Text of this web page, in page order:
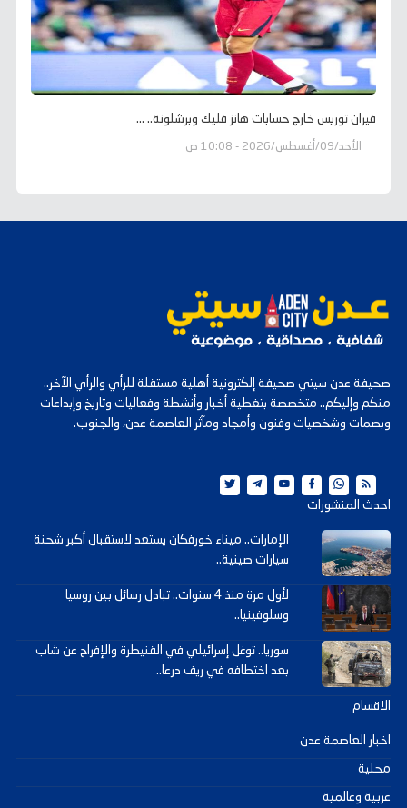
فيران توريس خارج حسابات هانز فليك وبرشلونة.. ...
الأحد/09/أغسطس/2026 - 10:08 ص
صحيفة عدن سيتي صحيفة إلكترونية أهلية مستقلة للرأي والرأي الآخر..
منكم وإليكم.. متخصصة بتغطية أخبار وأنشطة وفعاليات وتاريخ وإبداعات
وبصمات وشخصيات وفنون وأمجاد ومآثر العاصمة عدن، والجنوب.
احدث المنشورات
الإمارات.. ميناء خورفكان يستعد لاستقبال أكبر شحنة
سيارات صينية..
لأول مرة منذ 4 سنوات.. تبادل رسائل بين روسيا
وسلوفينيا..
سوريا.. توغل إسرائيلي في القنيطرة والإفراج عن شاب
بعد اختطافه في ريف درعا..
الاقسام
اخبار العاصمة عدن
محلية
عربية وعالمية